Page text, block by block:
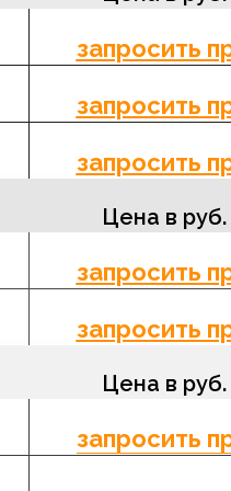
в AD в
запросить
запросить
запросить
приложение
Цена в
запросить
запросить
лицензий – 4 шт. (8
не
Цена в
запросить